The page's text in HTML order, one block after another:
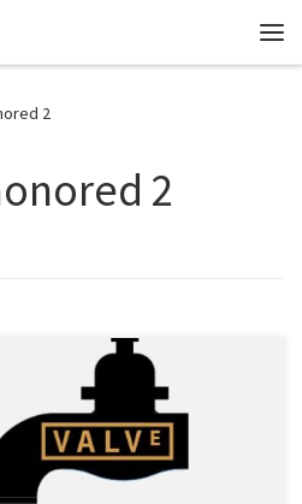
2
2
dużych studiów. Ostatnio
Jak właściwie dochodzi do takich